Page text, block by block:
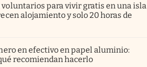
voluntarios para vivir gratis en una isla
alojamiento y solo 20 horas de
en efectivo en papel aluminio:
recomiendan hacerlo